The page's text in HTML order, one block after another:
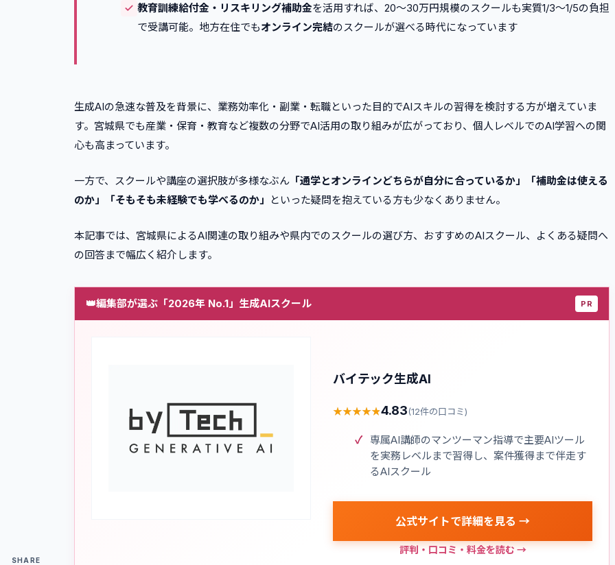
SHARE
教育訓練給付金・リスキリング補助金を活用すれば、20〜30万円規模のスクールも実質1/3〜1/5の負担
で受講可能。地方在住でもオンライン完結のスクールが選べる時代になっています
生成AIの急速な普及を背景に、業務効率化・副業・転職といった目的でAIスキルの習得を検討する方が増えていま
す。宮城県でも産業・保育・教育など複数の分野でAI活用の取り組みが広がっており、個人レベルでのAI学習への関
心も高まっています。
一方で、スクールや講座の選択肢が多様なぶん 「通学とオンラインどちらが自分に合っているか」「補助金は使える
のか」「そもそも未経験でも学べるのか」
といった疑問を抱えている方も少なくありません。
本記事では、宮城県によるAI関連の取り組みや県内でのスクールの選び方、おすすめのAIスクール、よくある疑問へ
の回答まで幅広く紹介します。
👑編集部が選ぶ「2026年 No.1」生成AIスクール PR
バイテック生成AI
★
★★
★★
★★
★★
★4.83(12件の口コミ)
専属AI講師のマンツーマン指導で主要AIツール
を実務レベルまで習得し、案件獲得まで伴走す
るAIスクール
公式サイトで詳細を見る →
評判・口コミ・料金を読む →